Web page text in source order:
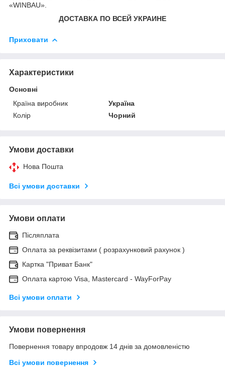
«WINBAU».
ДОСТАВКА ПО ВСЕЙ УКРАИНЕ
Приховати
Характеристики
Основні
Країна виробник
Україна
Колір
Чорний
Умови доставки
Нова Пошта
Всі умови доставки
Умови оплати
Післяплата
Оплата за реквізитами ( розрахунковий рахунок )
Картка "Приват Банк"
Оплата картою Visa, Mastercard - WayForPay
Всі умови оплати
Умови повернення
Повернення товару впродовж 14 днів за домовленістю
Всі умови повернення